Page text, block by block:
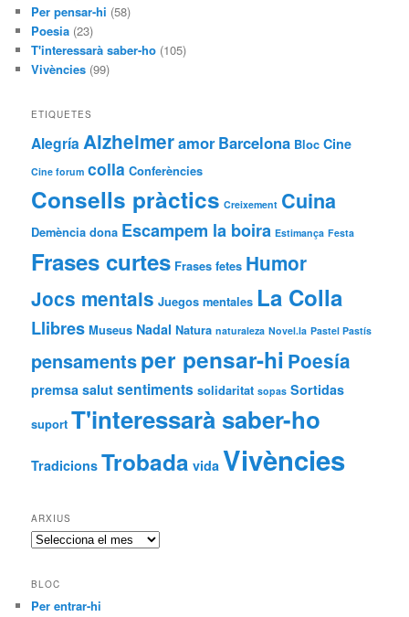
Per pensar-hi (58)
Poesia (23)
T'interessarà saber-ho (105)
Vivències (99)
ETIQUETES
Alegría Alzheimeramor Barcelona Bloc Cine
Cine forum colla Conferències
Consells pràctics Creixement Cuina
Demència dona Escampem la boira Estimança Festa
Frases curtes Frases fetes Humor
Jocs mentals Juegos mentales La Colla
Llibres Museus Nadal Natura naturaleza Novel.la Pastel Pastís
pensamentsper pensar-hi Poesía
premsa salut sentiments solidaritat sopas Sortidas
suport T'interessarà saber-ho
Tradicions Trobada vida Vivències
ARXIUS
Arxius
BLOC
Per entrar-hi